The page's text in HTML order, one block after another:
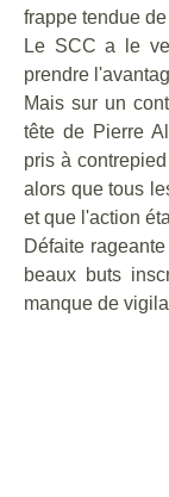
frappe tendue
Le SCC a le
prendre
Mais sur un
tête de Pierre
pris à
alors que tous
et que l'action
Défaite
beaux buts
manque de